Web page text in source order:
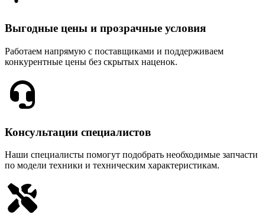
Выгодные цены и прозрачные условия
Работаем напрямую с поставщиками и поддерживаем
конкурентные цены без скрытых наценок.
Консультации специалистов
Наши специалисты помогут подобрать необходимые запчасти
по модели техники и техническим характеристикам.